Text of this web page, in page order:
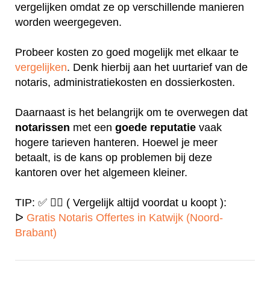
vergelijken omdat ze op verschillende manieren
worden weergegeven.
Probeer kosten zo goed mogelijk met elkaar te
vergelijken. Denk hierbij aan het uurtarief van de
notaris, administratiekosten en dossierkosten.
Daarnaast is het belangrijk om te overwegen dat
notarissen met een goede reputatie vaak
hogere tarieven hanteren. Hoewel je meer
betaalt, is de kans op problemen bij deze
kantoren over het algemeen kleiner.
TIP: ✅ ✍🏻 ( Vergelijk altijd voordat u koopt ):
ᐅ Gratis Notaris Offertes in Katwijk (Noord-
Brabant)